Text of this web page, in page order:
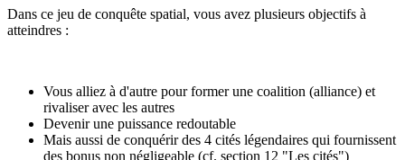
Dans ce jeu de conquête spatial, vous avez plusieurs objectifs à
atteindres :
Vous alliez à d'autre pour former une coalition (alliance) et
rivaliser avec les autres
Devenir une puissance redoutable
Mais aussi de conquérir des 4 cités légendaires qui fournissent
des bonus non négligeable (cf. section 12 "Les cités")